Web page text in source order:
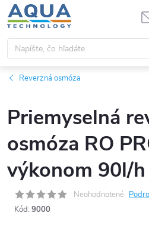
Prejsť
na
obsah
Reverzná osmóza
Priemyselná
osmóza RO
výkonom 90l/h
Neohodnotené
Kód: 9000